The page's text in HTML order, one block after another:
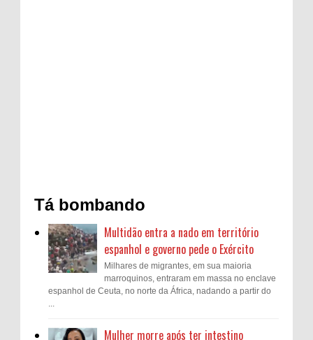
Tá bombando
Multidão entra a nado em território
espanhol e governo pede o Exército
Milhares de migrantes, em sua maioria
marroquinos, entraram em massa no enclave
espanhol de Ceuta, no norte da África, nadando a partir do
...
Mulher morre após ter intestino